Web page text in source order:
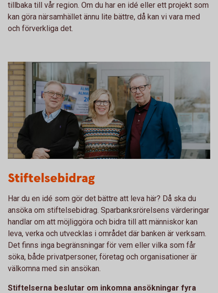
tillbaka till vår region. Om du har en idé eller ett projekt som
kan göra närsamhället ännu lite bättre, då kan vi vara med
och förverkliga det.
Stiftelsebidrag
Har du en idé som gör det bättre att leva här? Då ska du
ansöka om stiftelsebidrag. Sparbanksrörelsens värderingar
handlar om att möjliggöra och bidra till att människor kan
leva, verka och utvecklas i området där banken är verksam.
Det finns inga begränsningar för vem eller vilka som får
söka, både privatpersoner, företag och organisationer är
välkomna med sin ansökan.
Stiftelserna beslutar om inkomna ansökningar fyra